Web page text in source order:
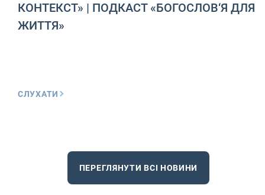
КОНТЕКСТ» | ПОДКАСТ «БОГОСЛОВ‘Я ДЛЯ
ЖИТТЯ»
СЛУХАТИ
ПЕРЕГЛЯНУТИ ВСІ НОВИНИ